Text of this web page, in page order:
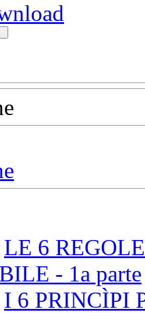
LE 6
- 1a parte
I 6 PRINCÌPI